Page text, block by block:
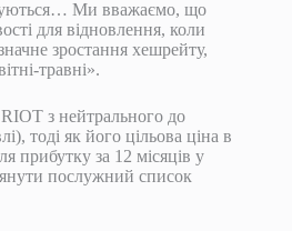
Ми вважаємо, що
для відновлення, коли
зростання хешрейту,
травні».
з нейтрального до
тоді як його цільова ціна в
прибутку за 12 місяців у
послужний список